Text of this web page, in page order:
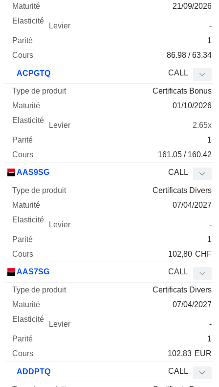
21/09/2026
-
1
86.98 / 63.34
ACPGTQ CALL
Certificats Bonus
01/10/2026
2.65x
1
161.05 / 160.42
AAS9SG CALL
Certificats Divers
07/04/2027
-
1
102,80 CHF
AAS7SG CALL
Certificats Divers
07/04/2027
-
1
102,83 EUR
ADDPTQ CALL